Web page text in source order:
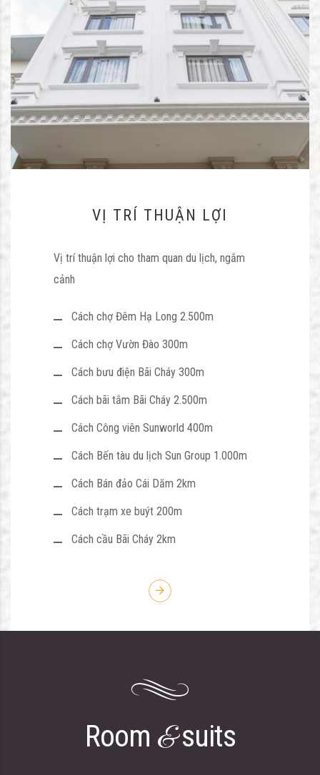
VỊ TRÍ THUẬN LỢI
Vị trí thuận lợi cho tham quan du lịch, ngắm
cảnh
Cách chợ Đêm Hạ Long 2.500m
Cách chợ Vườn Đào 300m
Cách bưu điện Bãi Cháy 300m
Cách bãi tắm Bãi Cháy 2.500m
Cách Công viên Sunworld 400m
Cách Bến tàu du lịch Sun Group 1.000m
Cách Bán đảo Cái Dăm 2km
Cách trạm xe buýt 200m
Cách cầu Bãi Cháy 2km
Room &suits